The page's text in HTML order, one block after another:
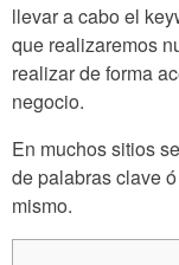
llevar a cabo el
que realizaremos
realizar de forma
negocio.
En muchos sitios
de palabras clave
mismo.